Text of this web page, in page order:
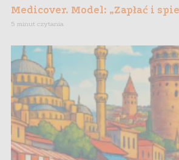
Medicover. Model: „Zapłać i
5 minut czytania